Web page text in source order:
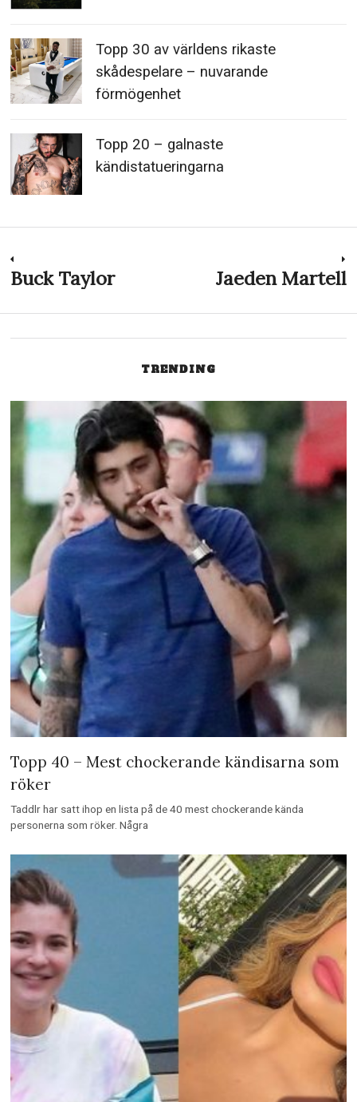
Topp 30 av världens rikaste
skådespelare – nuvarande
förmögenhet
Topp 20 – galnaste
kändistatueringarna
Inläggsnavigering
Previous
Buck Taylor Jaeden Martell
TRENDING
Topp 40 – Mest chockerande kändisarna som
röker
Taddlr har satt ihop en lista på de 40 mest chockerande kända
personerna som röker. Några